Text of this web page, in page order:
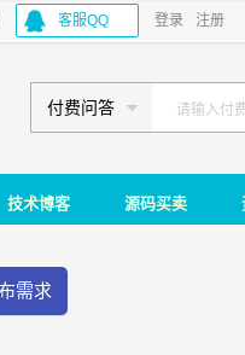
客服QQ 登录 注册
付费问答
技术博客 源码买卖
需求